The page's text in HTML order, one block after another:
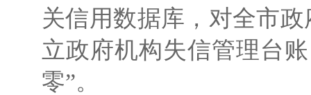
关信用数据库，对全市
立政府机构失信管理台
零”。